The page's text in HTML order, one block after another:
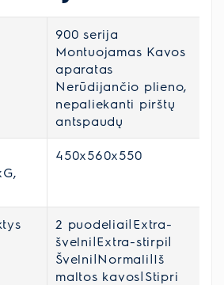
900 serija
Montuojamas Kavos
aparatas
Nerūdijančio plieno,
nepaliekanti pirštų
antspaudų
450x560x550
2 puodeliai|Extra-
švelni|Extra-stirpi|
Švelni|Normali|Iš
maltos kavos|Stipri